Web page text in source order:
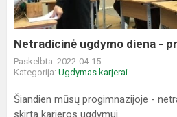
Netradicinė ugdymo diena -
Paskelbta: 2022-04-15
Kategorija: Ugdymas karjerai
Šiandien mūsų progimnazijoje -
skirta karjeros ugdymui.